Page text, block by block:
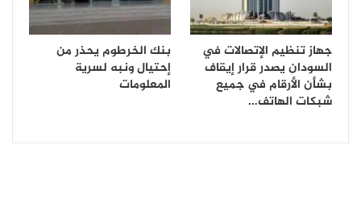
جهاز تنظيم الإتصالات في
السودان يصدر قرار إيقاف
بشأن الأرقام في جميع
شبكات الهاتف…
بنك الخرطوم يحذر من
إحتيال ونبه لسرية
المعلومات